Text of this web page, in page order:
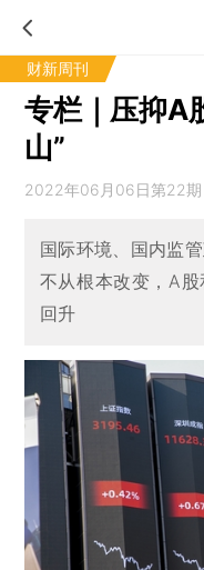
财新周刊
专栏｜压抑A
山”
2022年06月06日第22期
国际环境、国内监
不从根本改变，A
回升